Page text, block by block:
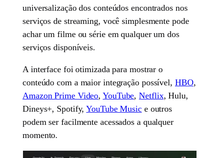
universalização dos conteúdos encontrados nos
serviços de streaming, você simplesmente pode
achar um filme ou série em qualquer um dos
serviços disponíveis.
A interface foi otimizada para mostrar o
conteúdo com a maior integração possível, HBO,
Amazon Prime Video,YouTube,Netflix, Hulu,
Dineys+, Spotify,YouTube Musice outros
podem ser facilmente acessados a qualquer
momento.